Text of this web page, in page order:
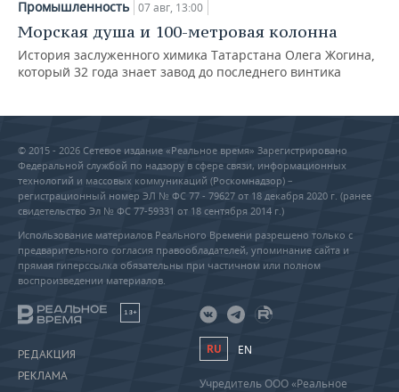
Промышленность 07 авг, 13:00
Морская душа и 100-метровая колонна
История заслуженного химика Татарстана Олега Жогина,
который 32 года знает завод до последнего винтика
© 2015 - 2026 Сетевое издание «Реальное время» Зарегистрировано
Федеральной службой по надзору в сфере связи, информационных
технологий и массовых коммуникаций (Роскомнадзор) –
регистрационный номер ЭЛ № ФС 77 - 79627 от 18 декабря 2020 г. (ранее
свидетельство Эл № ФС 77-59331 от 18 сентября 2014 г.)
Использование материалов Реального Времени разрешено только с
предварительного согласия правообладателей, упоминание сайта и
прямая гиперссылка обязательны при частичном или полном
воспроизведении материалов.
18+
РЕДАКЦИЯ
РЕКЛАМА
RU EN
Учредитель ООО «Реальное